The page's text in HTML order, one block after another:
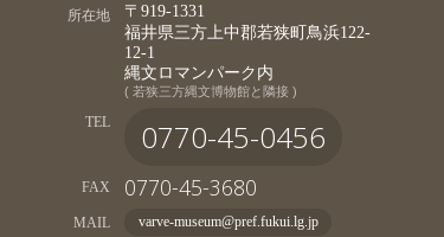
所在地
〒919-1331
福井県三方上中郡若狭町鳥浜122-
12-1
縄文ロマンパーク内
( 若狭三方縄文博物館と隣接 )
TEL 0770-45-0456
FAX 0770-45-3680
MAIL varve-museum@pref.fukui.lg.jp